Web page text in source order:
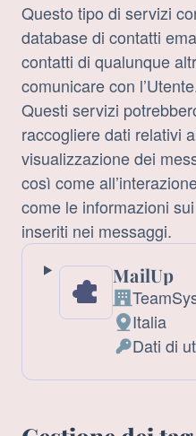
Questo tipo di servizi
database di contatti
contatti di qualunque
comunicare con
Questi servizi
raccogliere dati relativi
visualizzazione dei
così come
come le informazioni
inseriti nei messaggi.
MailUp
Azienda:
Luogo
del
Italia
Dati
Personali
Dati di